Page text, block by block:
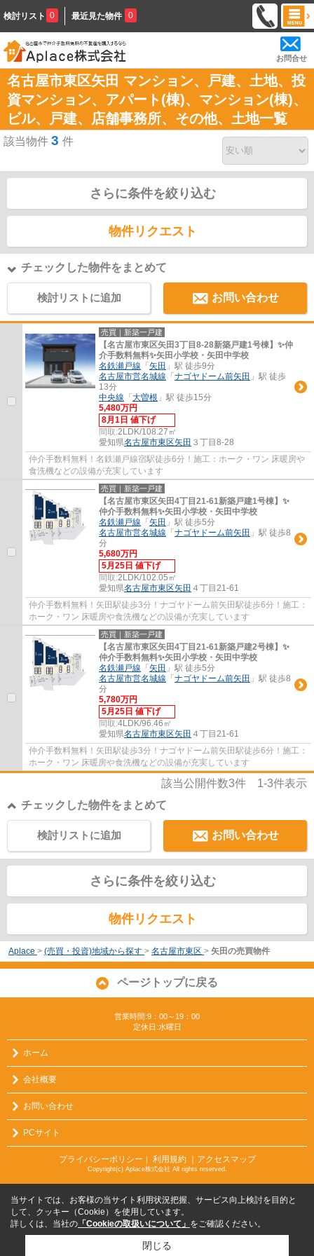
検討リスト 0 最近見た物件 0
お問合せ
名古屋市東区矢田 マンション、戸建、土地、投
資マンション、アパート(棟)、マンション(棟)、
ビル、戸建、店舗事務所、その他、土地一覧
該当物件 3 件
さらに条件を絞り込む
物件リクエスト
チェックした物件をまとめて
検討リストに追加 お問い合わせ
売買｜新築一戸建
【名古屋市東区矢田3丁目8-28新築戸建1号棟】✨️仲
介手数料無料✨️矢田小学校・矢田中学校
名鉄瀬戸線 「 矢田 」駅 徒歩9分
名古屋市営名城線 「 ナゴヤドーム前矢田 」駅 徒歩
13分
中央線 「 大曽根 」駅 徒歩15分
5,480万円
8月1日 値下げ
間取:2LDK/108.27㎡
愛知県名古屋市東区矢田 ３丁目8-28
仲介手数料無料！名鉄瀬戸線宿駅徒歩6分！施工：ホーク・ワン 床暖房や
食洗機などの設備が充実しています
売買｜新築一戸建
【名古屋市東区矢田4丁目21-61新築戸建1号棟】✨️
仲介手数料無料✨️矢田小学校・矢田中学校
名鉄瀬戸線 「 矢田 」駅 徒歩5分
名古屋市営名城線 「 ナゴヤドーム前矢田 」駅 徒歩8
分
5,680万円
5月25日 値下げ
間取:2LDK/102.05㎡
愛知県名古屋市東区矢田 ４丁目21-61
仲介手数料無料！矢田駅徒歩3分！ナゴヤドーム前矢田駅徒歩6分！施工：
ホーク・ワン 床暖房や食洗機などの設備が充実しています
売買｜新築一戸建
【名古屋市東区矢田4丁目21-61新築戸建2号棟】✨️
仲介手数料無料✨️矢田小学校・矢田中学校
名鉄瀬戸線 「 矢田 」駅 徒歩5分
名古屋市営名城線 「 ナゴヤドーム前矢田 」駅 徒歩8
分
5,780万円
5月25日 値下げ
間取:4LDK/96.46㎡
愛知県名古屋市東区矢田 ４丁目21-61
仲介手数料無料！矢田駅徒歩3分！ナゴヤドーム前矢田駅徒歩6分！施工：
ホーク・ワン 床暖房や食洗機などの設備が充実しています
該当公開件数3件 1-3件表示
チェックした物件をまとめて
お問い合わせ
検討リストに追加
さらに条件を絞り込む
物件リクエスト
Aplace > (売買・投資)地域から探す > 名古屋市東区 > 矢田の売買物件
ページトップに戻る
営業時間:9：00～19：00
定休日:水曜日
ホーム
会社概要
お問い合わせ
PCサイト
プライバシーポリシー ｜ 利用規約 ｜アクセスマップ
Copyright(c) Aplace株式会社 All rights reserved.
当サイトでは、お客様の当サイト利用状況把握、サービス向上検討を目的と
して、クッキー（Cookie）を使用しています。
詳しくは、当社の 「Cookieの取扱いについて」 をご確認ください。
閉じる